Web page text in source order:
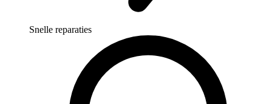
Snelle reparaties